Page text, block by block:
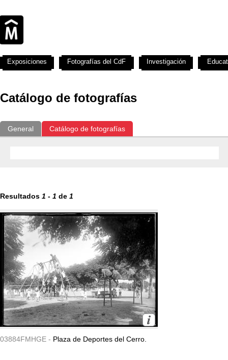
Catálogo de fotografías
General Catálogo de fotografías
Resultados 1 - 1 de 1
03884FMHGE - Plaza de Deportes del Cerro.
Exposiciones Fotografías del CdF Investigación